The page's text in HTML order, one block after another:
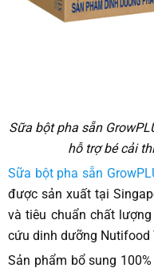
Sữa bột pha sẵn
hỗ trợ bé cải
Sữa bột pha sẵn
được sản xuất tại
và tiêu chuẩn chất
cứu dinh dưỡng Nutifood
Sản phẩm bổ sung